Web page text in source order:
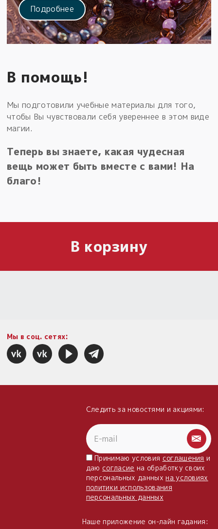
Подробнее
В помощь!
Мы подготовили учебные материалы для того,
чтобы Вы чувствовали себя увереннее в этом виде
магии.
Теперь вы знаете, какая чудесная
вещь может быть вместе с вами! На
благо!
В корзину
Мы в соц. сетях:
Следить за новостями и акциями:
Принимаю условия соглашения и
даю согласие на обработку своих
персональных данныхна условиях
политики использования
персональных данных
Наше приложение он-лайн гадания: